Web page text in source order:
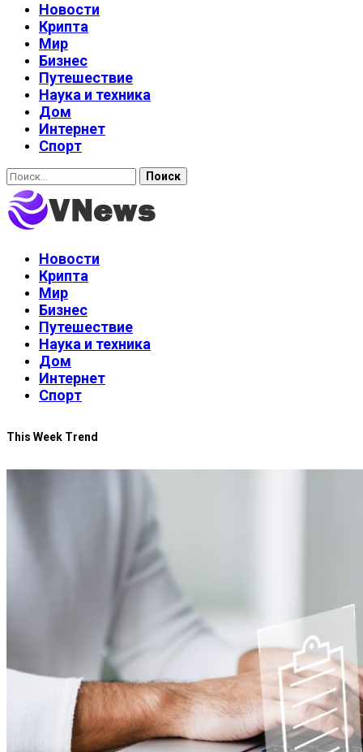
Новости
Крипта
Мир
Бизнес
Путешествие
Наука и техника
Дом
Интернет
Спорт
Найти:
Новости
Крипта
Мир
Бизнес
Путешествие
Наука и техника
Дом
Интернет
Спорт
This Week Trend